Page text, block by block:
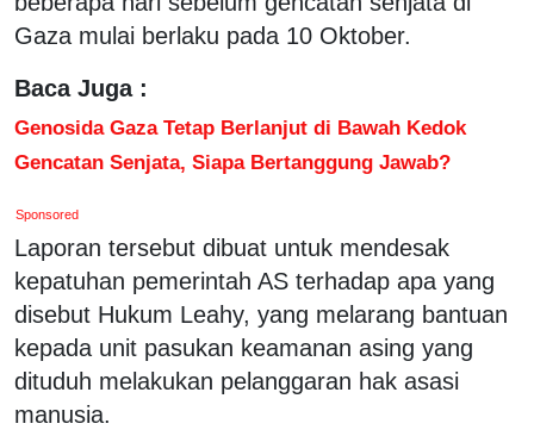
Gaza mulai berlaku pada 10 Oktober.
Baca Juga :
Genosida Gaza Tetap Berlanjut di Bawah Kedok
Gencatan Senjata, Siapa Bertanggung Jawab?
Sponsored
Laporan tersebut dibuat untuk mendesak
kepatuhan pemerintah AS terhadap apa yang
disebut Hukum Leahy, yang melarang bantuan
kepada unit pasukan keamanan asing yang
dituduh melakukan pelanggaran hak asasi
manusia.